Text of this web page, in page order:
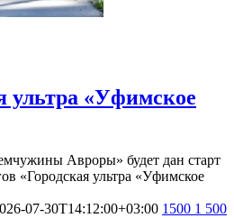
ультра «Уфимское
Авроры» будет дан старт
«Городская ультра «Уфимское
07-30T14:12:00+03:00 1500 1 500